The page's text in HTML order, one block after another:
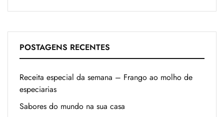
POSTAGENS RECENTES
Receita especial da semana – Frango ao molho de
especiarias
Sabores do mundo na sua casa